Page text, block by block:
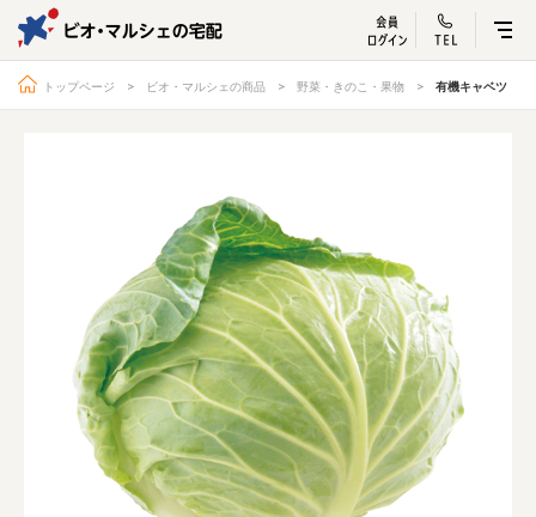
ビオ・マルシェ
宅配サービス紹介 有機野菜のお試しセッ
トップページ
宅配サービスについて 読みもの・NEWS
ビオ・マルシェの商品 ご利用ガイド
よくある質問 オーガニックって何
お届け情報 生産者・製造者
取扱店 ビオママクラブ
お問い合わせ 放射性物質への対応
会社概要 採用情報
トップページ ビオ・マルシェの商品 野菜・きのこ・果物 有機キャベツ